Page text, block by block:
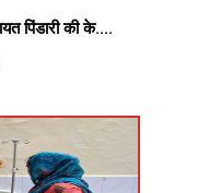
पिंडारीकी के....